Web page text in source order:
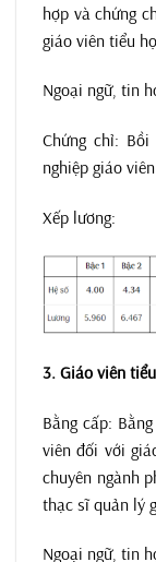
hợp và chứng
giáo viên tiểu
Ngoại ngữ, tin
Chứng chỉ:
nghiệp giáo
Xếp lương:
3. Giáo viên
Bằng cấp:
viên đối với
chuyên ngành
thạc sĩ quản lý
Ngoại ngữ, tin